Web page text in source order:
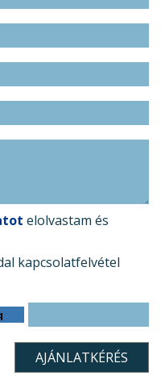
elolvastam és
kapcsolatfelvétel